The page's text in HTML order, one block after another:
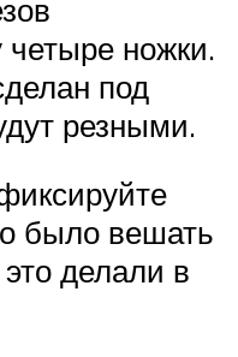
четыре ножки.
под
резными.
было вешать
делали в